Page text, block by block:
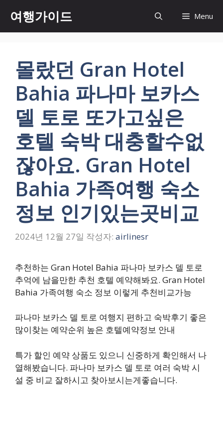
츠
여행가이드 Menu
몰랐던 Gran Hotel
Bahia 파나마 보카스
델 토로 또가고싶은
호텔 숙박 대충할수없
잖아요. Gran Hotel
Bahia 가족여행 숙소
정보 인기있는곳비교
2024년 12월 27일 작성자: airlinesr
추천하는 Gran Hotel Bahia 파나마 보카스 델 토로
추억에 남을만한 추천 호텔 예약해봐요. Gran Hotel
Bahia 가족여행 숙소 정보 이렇게 추천비교가능
파나마 보카스 델 토로 여행지 편하고 숙박후기 좋은
많이찾는 예약순위 높은 호텔예약정보 안내
특가 할인 예약 상품도 있으니 신중하게 확인해서 나
열해봤습니다. 파나마 보카스 델 토로 여러 숙박 시
설 중 비교 잘하시고 찾아보시는게좋습니다.